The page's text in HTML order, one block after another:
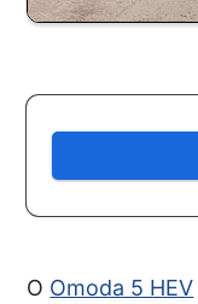
O Omoda 5 HEV